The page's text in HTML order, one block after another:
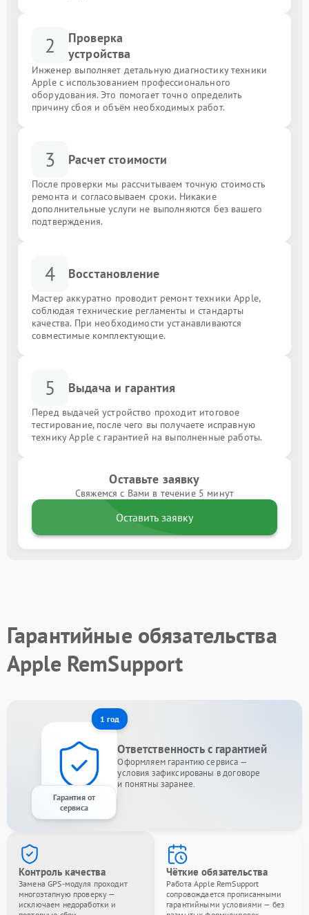
2
Проверка
устройства
Инженер выполняет детальную диагностику техники
Apple с использованием профессионального
оборудования. Это помогает точно определить
причину сбоя и объём необходимых работ.
3 Расчет стоимости
После проверки мы рассчитываем точную стоимость
ремонта и согласовываем сроки. Никакие
дополнительные услуги не выполняются без вашего
подтверждения.
4 Восстановление
Мастер аккуратно проводит ремонт техники Apple,
соблюдая технические регламенты и стандарты
качества. При необходимости устанавливаются
совместимые комплектующие.
5 Выдача и гарантия
Перед выдачей устройство проходит итоговое
тестирование, после чего вы получаете исправную
технику Apple с гарантией на выполненные работы.
Оставьте заявку
Свяжемся с Вами в течение 5 минут
Оставить заявку
Гарантийные обязательства
Apple RemSupport
1 год
Гарантия от
сервиса
Ответственность с гарантией
Оформляем гарантию сервиса —
условия зафиксированы в договоре
и понятны заранее.
Контроль качества
Замена GPS-модуля проходит
многоэтапную проверку —
исключаем недоработки и
Чёткие обязательства
Работа Apple RemSupport
сопровождается прописанными
гарантийными условиями — без